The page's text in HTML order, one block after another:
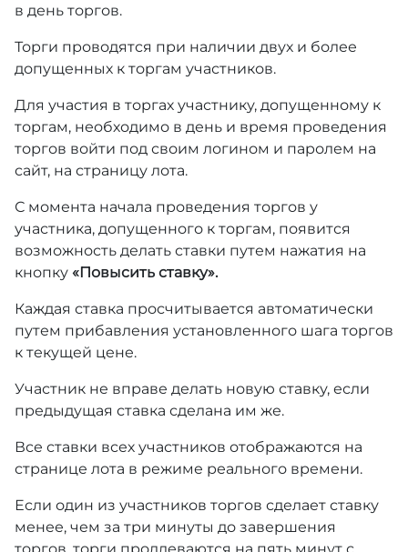
в день торгов.
Торги проводятся при наличии двух и более
допущенных к торгам участников.
Для участия в торгах участнику, допущенному к
торгам, необходимо в день и время проведения
торгов войти под своим логином и паролем на
сайт, на страницу лота.
С момента начала проведения торгов у
участника, допущенного к торгам, появится
возможность делать ставки путем нажатия на
кнопку «Повысить ставку».
Каждая ставка просчитывается автоматически
путем прибавления установленного шага торгов
к текущей цене.
Участник не вправе делать новую ставку, если
предыдущая ставка сделана им же.
Все ставки всех участников отображаются на
странице лота в режиме реального времени.
Если один из участников торгов сделает ставку
менее, чем за три минуты до завершения
торгов, торги продлеваются на пять минут с